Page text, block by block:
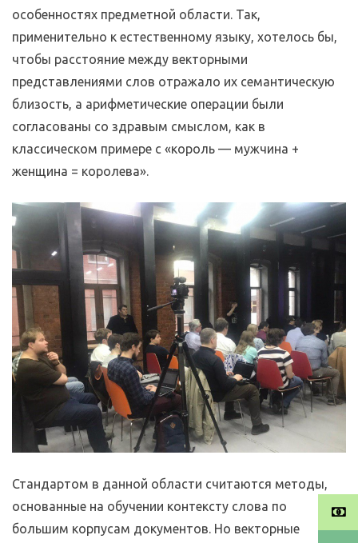
особенностях предметной области. Так,
применительно к естественному языку, хотелось бы,
чтобы расстояние между векторными
представлениями слов отражало их семантическую
близость, а арифметические операции были
согласованы со здравым смыслом, как в
классическом примере с «король — мужчина +
женщина = королева».
Стандартом в данной области считаются методы,
основанные на обучении контексту слова по
большим корпусам документов. Но векторные